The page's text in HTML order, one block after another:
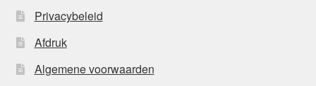
Privacybeleid
Afdruk
Algemene voorwaarden